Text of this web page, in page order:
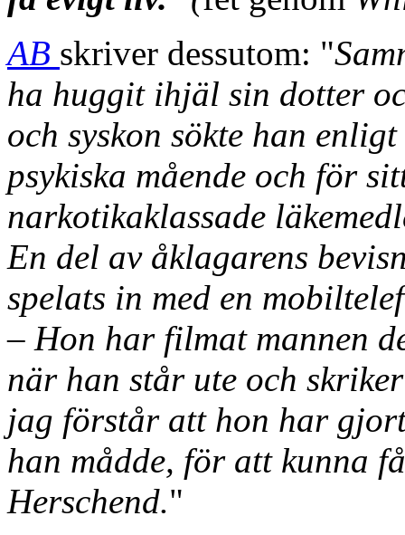
AB skriver dessutom: "
ha huggit ihjäl sin dotter
och syskon sökte han
psykiska mående och för
narkotikaklassade
En del av åklagarens
spelats in med en
– Hon har filmat mannen
när han står ute och
jag förstår att hon har
han mådde, för att kunna
Herschend."